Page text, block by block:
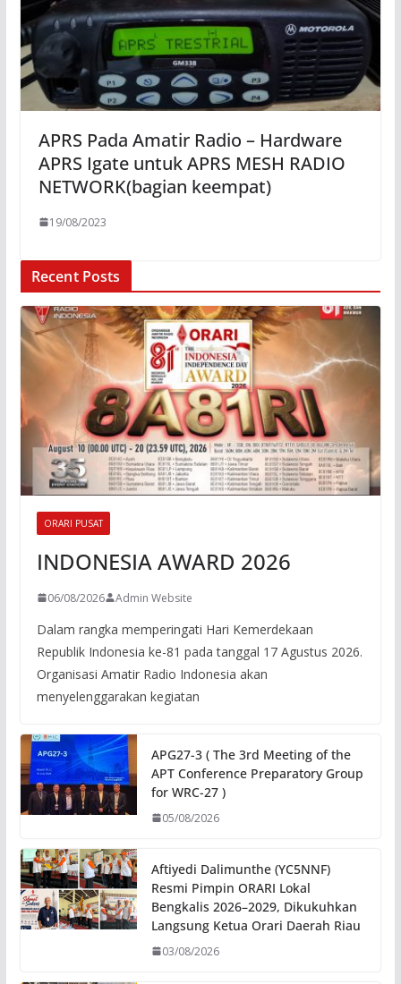
APRS Pada Amatir Radio – Hardware
APRS Igate untuk APRS MESH RADIO
NETWORK(bagian keempat)
19/08/2023
Recent Posts
ORARI PUSAT
INDONESIA AWARD 2026
06/08/2026 Admin Website
Dalam rangka memperingati Hari Kemerdekaan
Republik Indonesia ke-81 pada tanggal 17 Agustus 2026.
Organisasi Amatir Radio Indonesia akan
menyelenggarakan kegiatan
APG27-3 ( The 3rd Meeting of the
APT Conference Preparatory Group
for WRC-27 )
05/08/2026
Aftiyedi Dalimunthe (YC5NNF)
Resmi Pimpin ORARI Lokal
Bengkalis 2026–2029, Dikukuhkan
Langsung Ketua Orari Daerah Riau
03/08/2026